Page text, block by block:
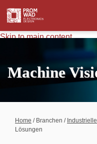
Skip to main content
Machine
Home / Branchen /
Lösungen